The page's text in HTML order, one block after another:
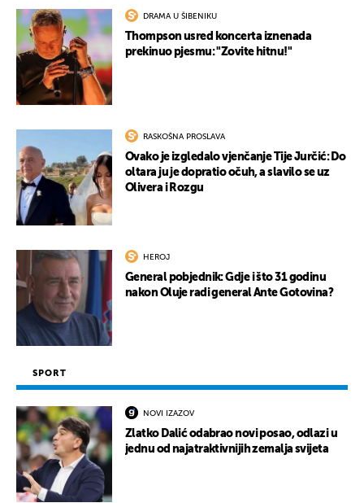
DRAMA U ŠIBENIKU
Thompson usred koncerta iznenada
prekinuo pjesmu: "Zovite hitnu!"
RASKOŠNA PROSLAVA
Ovako je izgledalo vjenčanje Tije Jurčić: Do
oltara ju je dopratio očuh, a slavilo se uz
Olivera i Rozgu
HEROJ
General pobjednik: Gdje i što 31 godinu
nakon Oluje radi general Ante Gotovina?
SPORT
NOVI IZAZOV
Zlatko Dalić odabrao novi posao, odlazi u
jednu od najatraktivnijih zemalja svijeta